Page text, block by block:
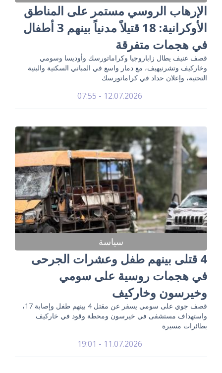
الإرهاب الروسي مستمر على المناطق
الأوكرانية: 18 قتيلاً مدنياً بينهم 3 أطفال
في هجمات متفرقة
قصف عنيف يطال زاباروجيا وكراماتورسك وأوديسا وسومي
وخاركيف وتشرنيهيف، مع دمار واسع في المباني السكنية والبنية
التحتية، وإعلان حداد في كراماتورسك
12.07.2026 - 07:55
سياسة
4 قتلى بينهم طفل وعشرات الجرحى
في هجمات روسية على سومي
وخيرسون وخاركيف
قصف جوي على سومي يسفر عن مقتل 4 بينهم طفل وإصابة 17،
واستهداف مستشفى في خيرسون ومحطة وقود في خاركيف
بطائرات مسيرة
11.07.2026 - 19:01